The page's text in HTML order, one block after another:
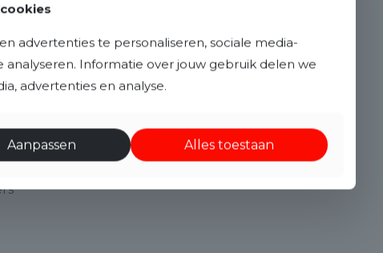
Geen garage
advertenties te personaliseren, sociale media-
Informatie over jouw gebruik delen we
advertenties en analyse.
Aanpassen Alles toestaan